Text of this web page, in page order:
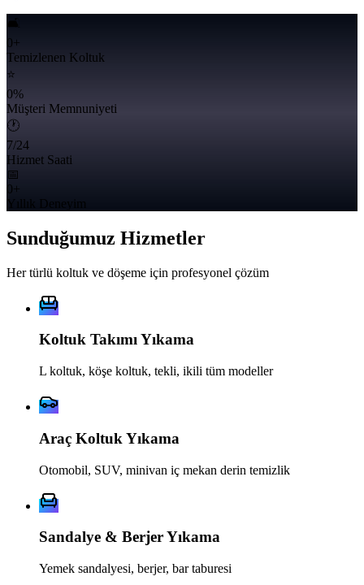
🛋️
0+
Temizlenen Koltuk
⭐
0%
Müşteri Memnuniyeti
🕐
7/24
Hizmet Saati
📅
0+
Yıllık Deneyim
Sunduğumuz Hizmetler
Her türlü koltuk ve döşeme için profesyonel çözüm
Koltuk Takımı Yıkama
L koltuk, köşe koltuk, tekli, ikili tüm modeller
Araç Koltuk Yıkama
Otomobil, SUV, minivan iç mekan derin temizlik
Sandalye & Berjer Yıkama
Yemek sandalyesi, berjer, bar taburesi